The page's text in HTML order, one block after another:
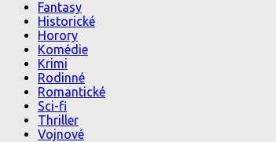
Fantasy
Historické
Horory
Komédie
Krimi
Rodinné
Romantické
Sci-fi
Thriller
Vojnové